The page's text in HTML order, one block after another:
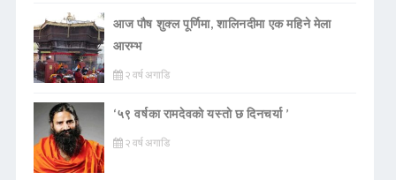
आज पौष शुक्ल पूर्णिमा, शालिनदीमा एक महिने मेला
आरम्भ
२ वर्ष अगाडि
‘५९ वर्षका रामदेवकाे यस्ताे छ दिनचर्या ’
२ वर्ष अगाडि